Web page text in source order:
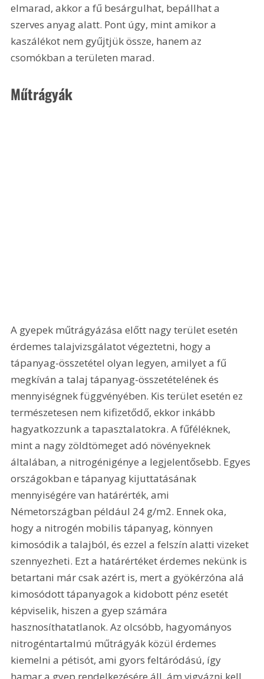
elmarad, akkor a fű besárgulhat, bepállhat a
szerves anyag alatt. Pont úgy, mint amikor a
kaszálékot nem gyűjtjük össze, hanem az
csomókban a területen marad.
Műtrágyák
A gyepek műtrágyázása előtt nagy terület esetén
érdemes talajvizsgálatot végeztetni, hogy a
tápanyag-összetétel olyan legyen, amilyet a fű
megkíván a talaj tápanyag-összetételének és
mennyiségnek függvényében. Kis terület esetén ez
természetesen nem kifizetődő, ekkor inkább
hagyatkozzunk a tapasztalatokra. A fűféléknek,
mint a nagy zöldtömeget adó növényeknek
általában, a nitrogénigénye a legjelentősebb. Egyes
országokban e tápanyag kijuttatásának
mennyiségére van határérték, ami
Németországban például 24 g/m2. Ennek oka,
hogy a nitrogén mobilis tápanyag, könnyen
kimosódik a talajból, és ezzel a felszín alatti vizeket
szennyezheti. Ezt a határértéket érdemes nekünk is
betartani már csak azért is, mert a gyökérzóna alá
kimosódott tápanyagok a kidobott pénz esetét
képviselik, hiszen a gyep számára
hasznosíthatatlanok. Az olcsóbb, hagyományos
nitrogéntartalmú műtrágyák közül érdemes
kiemelni a pétisót, ami gyors feltáródású, így